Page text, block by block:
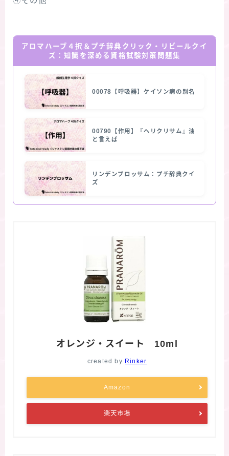
アロマハーブ４択＆プチ辞典クリック・リビールクイ
ズ：知識を深める資格試験対策問題集
00078【呼吸器】ケイソン病の別名
00790【作用】『ヘリクリサム』油
と言えば
リンデンブロッサム：プチ辞典クイ
ズ
オレンジ・スイート 10ml
created by Rinker
Amazon
楽天市場